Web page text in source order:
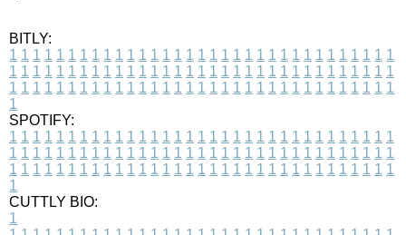
BITLY:
1 1 1 1 1 1 1 1 1 1 1 1 1 1 1 1 1 1 1 1 1 1 1 1 1 1 1 1 1 1 1 1 1
1 1 1 1 1 1 1 1 1 1 1 1 1 1 1 1 1 1 1 1 1 1 1 1 1 1 1 1 1 1 1 1 1
1 1 1 1 1 1 1 1 1 1 1 1 1 1 1 1 1 1 1 1 1 1 1 1 1 1 1 1 1 1 1 1 1
1
SPOTIFY:
1 1 1 1 1 1 1 1 1 1 1 1 1 1 1 1 1 1 1 1 1 1 1 1 1 1 1 1 1 1 1 1 1
1 1 1 1 1 1 1 1 1 1 1 1 1 1 1 1 1 1 1 1 1 1 1 1 1 1 1 1 1 1 1 1 1
1 1 1 1 1 1 1 1 1 1 1 1 1 1 1 1 1 1 1 1 1 1 1 1 1 1 1 1 1 1 1 1 1
1
CUTTLY BIO:
1